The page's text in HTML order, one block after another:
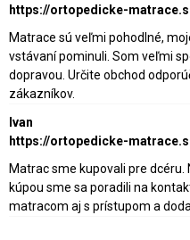
https://ortopedicke-
Matrace sú veľmi pohodlné,
vstávaní pominuli. Som veľmi
dopravou. Určite obchod
zákazníkov.
Ivan
https://ortopedicke-
Matrac sme kupovali pre dcéru.
kúpou sme sa poradili na
matracom aj s prístupom a